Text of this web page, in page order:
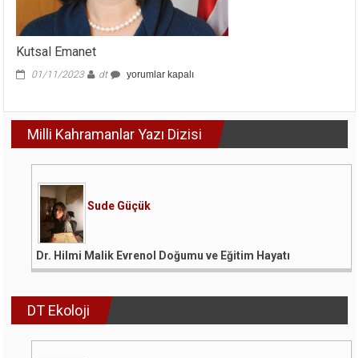
Kutsal Emanet
01/11/2023 dt
Kutsal
yorumlar kapalı
Milli Kahramanlar Yazı Dizisi
Sude Güçük
Dr. Hilmi Malik Evrenol Doğumu ve Eğitim Hayatı
DT Ekoloji